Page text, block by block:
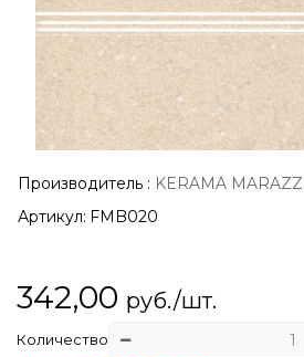
Производитель : KERAMA MARAZZI
Артикул: FMB020
342,00 руб./шт.
Количество